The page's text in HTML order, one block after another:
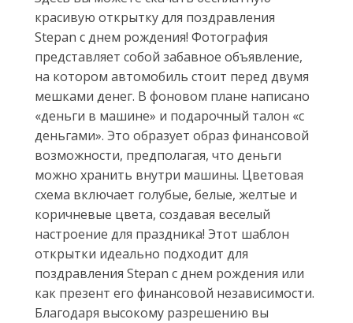
красивую открытку для поздравления
Stepan с днем рождения! Фотография
представляет собой забавное объявление,
на котором автомобиль стоит перед двумя
мешками денег. В фоновом плане написано
«деньги в машине» и подарочный талон «с
деньгами». Это образует образ финансовой
возможности, предполагая, что деньги
можно хранить внутри машины. Цветовая
схема включает голубые, белые, желтые и
коричневые цвета, создавая веселый
настроение для праздника! Этот шаблон
открытки идеально подходит для
поздравления Stepan с днем рождения или
как презент его финансовой независимости.
Благодаря высокому разрешению вы